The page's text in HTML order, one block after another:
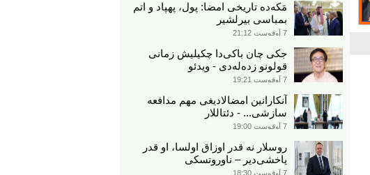
مَکه‌ده تاریخی امضا: پول، پهپاد و اتم
بمباسی بیرلشیر
7 آوقوست 21:12
جکی چان باکی‌دا چکیلیش زمانی
قولونو زده‌له‌دی - ویدئو
7 آوقوست 19:21
آنکارانین امضالادیغی مهم مدافعه
سازشی... - دئتاللار
7 آوقوست 19:00
روسلار نه قدر اوزاق اولسا، او قدر
یاخشی‌دیر – ناوروتسکی
7 آوقوست 18:30